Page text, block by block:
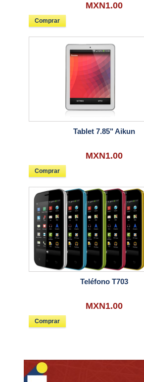
MXN1.00
Comprar
Tablet 7.85" Aikun
MXN1.00
Comprar
Teléfono T703
MXN1.00
Comprar